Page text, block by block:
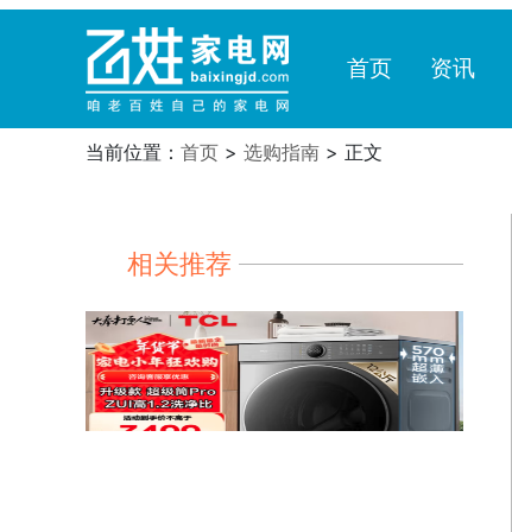
首页 资讯
当前位置： 首页 > 选购指南 > 正文
相关推荐